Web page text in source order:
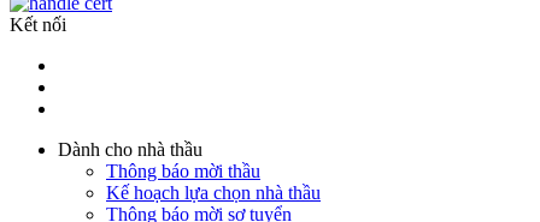
Kết nối
Dành cho nhà thầu
Thông báo mời thầu
Kế hoạch lựa chọn nhà thầu
Thông báo mời sơ tuyển